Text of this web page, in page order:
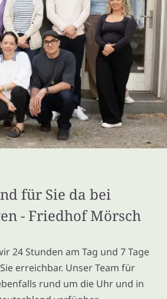
für Sie da bei
- Friedhof Mörsch
24 Stunden am Tag und 7 Tage
erreichbar. Unser Team für
rund um die Uhr und in